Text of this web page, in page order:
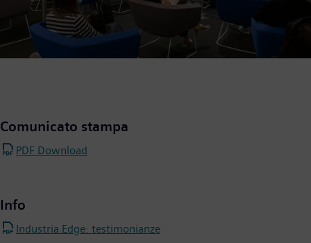
Comunicato stampa
PDF Download
Info
Industria Edge: testimonianze